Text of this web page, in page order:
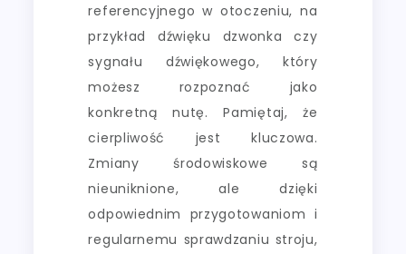
referencyjnego w otoczeniu, na
przykład dźwięku dzwonka czy
sygnału dźwiękowego, który
możesz rozpoznać jako
konkretną nutę. Pamiętaj, że
cierpliwość jest kluczowa.
Zmiany środowiskowe są
nieuniknione, ale dzięki
odpowiednim przygotowaniom i
regularnemu sprawdzaniu stroju,